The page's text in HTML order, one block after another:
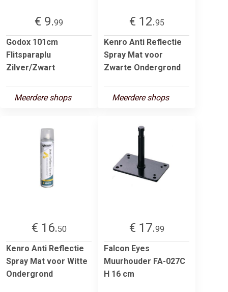
€ 9.99
Godox 101cm
Flitsparaplu
Zilver/Zwart
Meerdere shops
€ 12.95
Kenro Anti Reflectie
Spray Mat voor
Zwarte Ondergrond
Meerdere shops
€ 16.50
Kenro Anti Reflectie
Spray Mat voor Witte
Ondergrond
€ 17.99
Falcon Eyes
Muurhouder FA-027C
H 16 cm